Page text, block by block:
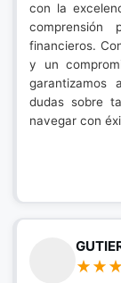
con la
comprensión
financieros.
y un
garantizamos
dudas sobre
navegar con